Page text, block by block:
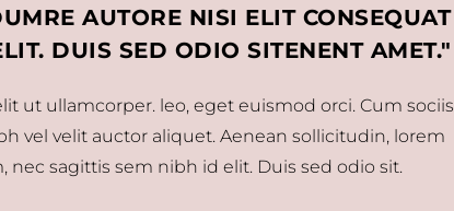
AUTORE NISI ELIT CONSEQUAT
DUIS SED ODIO SITENENT AMET.
ut ullamcorper. leo, eget euismod orci. Cum sociis
vel velit auctor aliquet. Aenean sollicitudin, lorem
sagittis sem nibh id elit. Duis sed odio sit.